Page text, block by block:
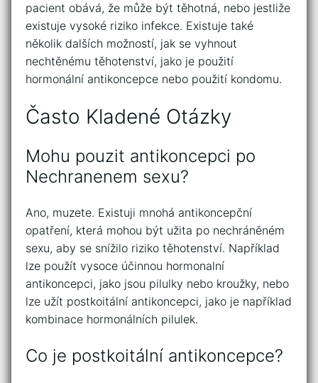
pacient obává, že může být těhotná, nebo jestliže
existuje vysoké riziko infekce. Existuje také
několik dalších možností, jak se vyhnout
nechtěnému těhotenství, jako je použití
hormonální antikoncepce nebo použití kondomu.
Často Kladené Otázky
Mohu pouzit antikoncepci po
Nechranenem sexu?
Ano, muzete. Existuji mnohá antikoncepční
opatření, která mohou být užita po nechráněném
sexu, aby se snížilo riziko těhotenství. Například
lze použít vysoce účinnou hormonalní
antikoncepci, jako jsou pilulky nebo kroužky, nebo
lze užít postkoitální antikoncepci, jako je například
kombinace hormonálních pilulek.
Co je postkoitální antikoncepce?